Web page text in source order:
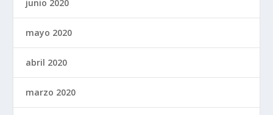
junio 2020
mayo 2020
abril 2020
marzo 2020